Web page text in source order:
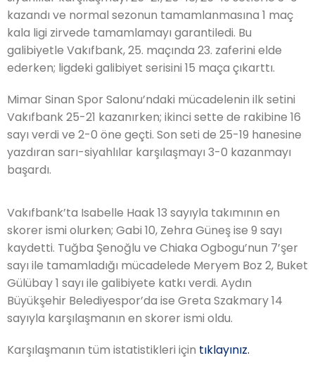
kazandı ve normal sezonun tamamlanmasına 1 maç
kala ligi zirvede tamamlamayı garantiledi. Bu
galibiyetle Vakıfbank, 25. maçında 23. zaferini elde
ederken; ligdeki galibiyet serisini 15 maça çıkarttı.
Mimar Sinan Spor Salonu’ndaki mücadelenin ilk setini
Vakıfbank 25-21 kazanırken; ikinci sette de rakibine 16
sayı verdi ve 2-0 öne geçti. Son seti de 25-19 hanesine
yazdıran sarı-siyahlılar karşılaşmayı 3-0 kazanmayı
başardı.
Vakıfbank’ta Isabelle Haak 13 sayıyla takımının en
skorer ismi olurken; Gabi 10, Zehra Güneş ise 9 sayı
kaydetti. Tuğba Şenoğlu ve Chiaka Ogbogu’nun 7’şer
sayı ile tamamladığı mücadelede Meryem Boz 2, Buket
Gülübay 1 sayı ile galibiyete katkı verdi. Aydın
Büyükşehir Belediyespor’da ise Greta Szakmary 14
sayıyla karşılaşmanın en skorer ismi oldu.
Karşılaşmanın tüm istatistikleri için tıklayınız.